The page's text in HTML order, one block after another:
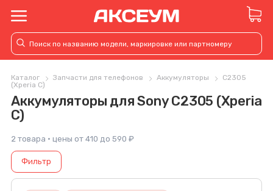
Каталог Запчасти для телефонов Аккумуляторы
C2305
(Xperia C)
Аккумуляторы для Sony C2305 (Xperia
C)
2 товара · цены от 410 до 590 ₽
Фильтр